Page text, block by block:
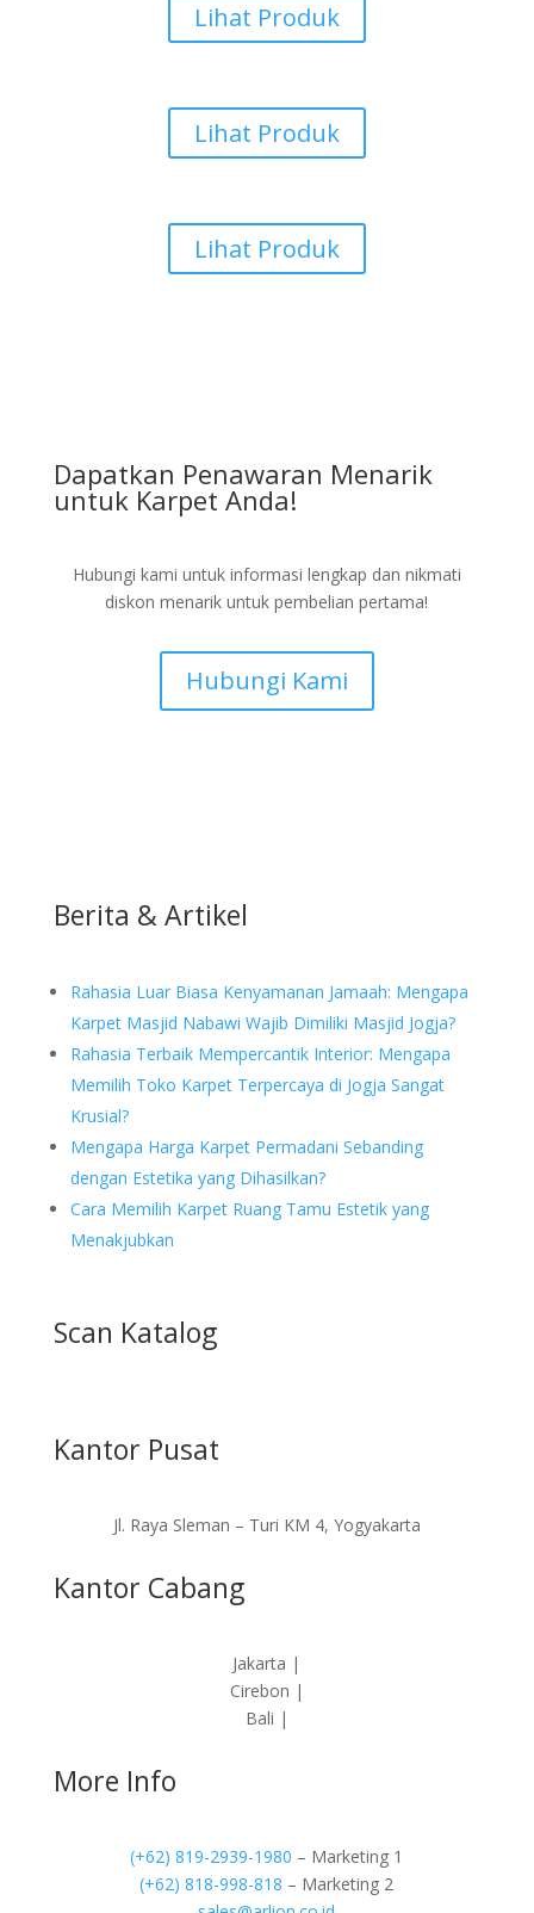
Lihat Produk
Lihat Produk
Lihat Produk
Dapatkan Penawaran Menarik
untuk Karpet Anda!
Hubungi kami untuk informasi lengkap dan nikmati
diskon menarik untuk pembelian pertama!
Hubungi Kami
Berita & Artikel
Rahasia Luar Biasa Kenyamanan Jamaah: Mengapa
Karpet Masjid Nabawi Wajib Dimiliki Masjid Jogja?
Rahasia Terbaik Mempercantik Interior: Mengapa
Memilih Toko Karpet Terpercaya di Jogja Sangat
Krusial?
Mengapa Harga Karpet Permadani Sebanding
dengan Estetika yang Dihasilkan?
Cara Memilih Karpet Ruang Tamu Estetik yang
Menakjubkan
Scan Katalog
Kantor Pusat
Jl. Raya Sleman – Turi KM 4, Yogyakarta
Kantor Cabang
Jakarta |
Cirebon |
Bali |
More Info
(+62) 819-2939-1980 – Marketing 1
(+62) 818-998-818 – Marketing 2